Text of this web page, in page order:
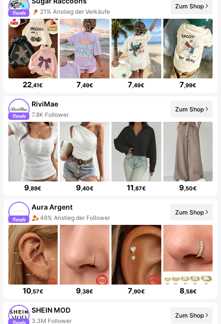
21% Anstieg der Verkäufe
Zum Shop
22,41€ 7,49€ 7,49€ 7,99€
RiviMae
7.8K Follower
Zum Shop
9,89€ 9,40€ 11,87€ 9,50€
Aura Argent
46% Anstieg der Follower
Zum Shop
10,57€ 9,38€ 7,90€ 8,58€
SHEIN MOD
3.3M Follower
Zum Shop